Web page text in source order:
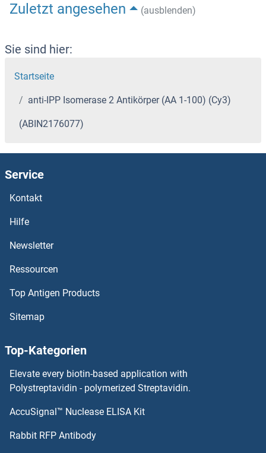
Zuletzt angesehen (ausblenden)
Sie sind hier:
Startseite
anti-IPP Isomerase 2 Antikörper (AA 1-100) (Cy3)
(ABIN2176077)
Service
Kontakt
Hilfe
Newsletter
Ressourcen
Top Antigen Products
Sitemap
Top-Kategorien
Elevate every biotin-based application with
Polystreptavidin - polymerized Streptavidin.
AccuSignal™ Nuclease ELISA Kit
Rabbit RFP Antibody